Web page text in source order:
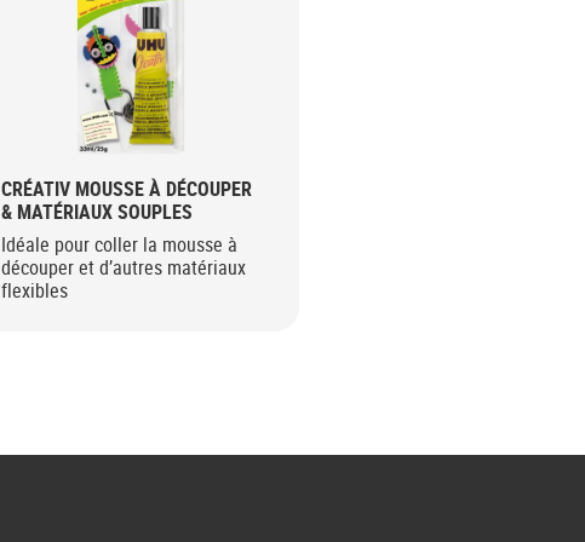
CRÉATIV MOUSSE À DÉCOUPER
& MATÉRIAUX SOUPLES
Idéale pour coller la mousse à
découper et d’autres matériaux
flexibles